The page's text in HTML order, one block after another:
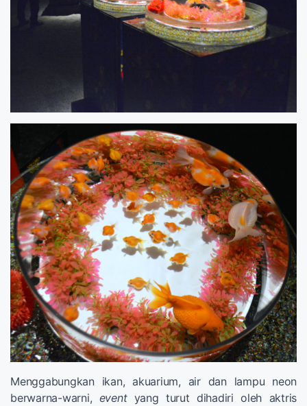
Menggabungkan ikan, akuarium, air dan lampu neon
berwarna-warni, eventyang turut dihadiri oleh aktris